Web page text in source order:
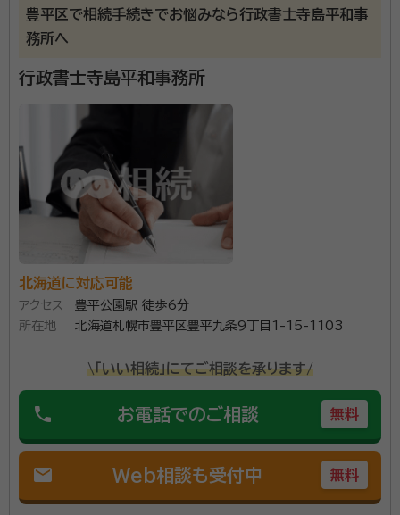
は、法的判断と事実上の判断を検討し、お客様が満足で
きる内容をご案内しています。 お気軽にご相談くださ
資格等：行政書士
所属団体：
豊平区で相続手続きでお悩みなら行政書士寺島平和事
務所へ
行政書士寺島平和事務所
北海道に対応可能
アクセス
豊平公園駅 徒歩6分
所在地
北海道札幌市豊平区豊平九条9丁目1-15-1103
\「いい相続」にてご相談を承ります/
phone お電話でのご相談 無料
mail Web相談も受付中 無料